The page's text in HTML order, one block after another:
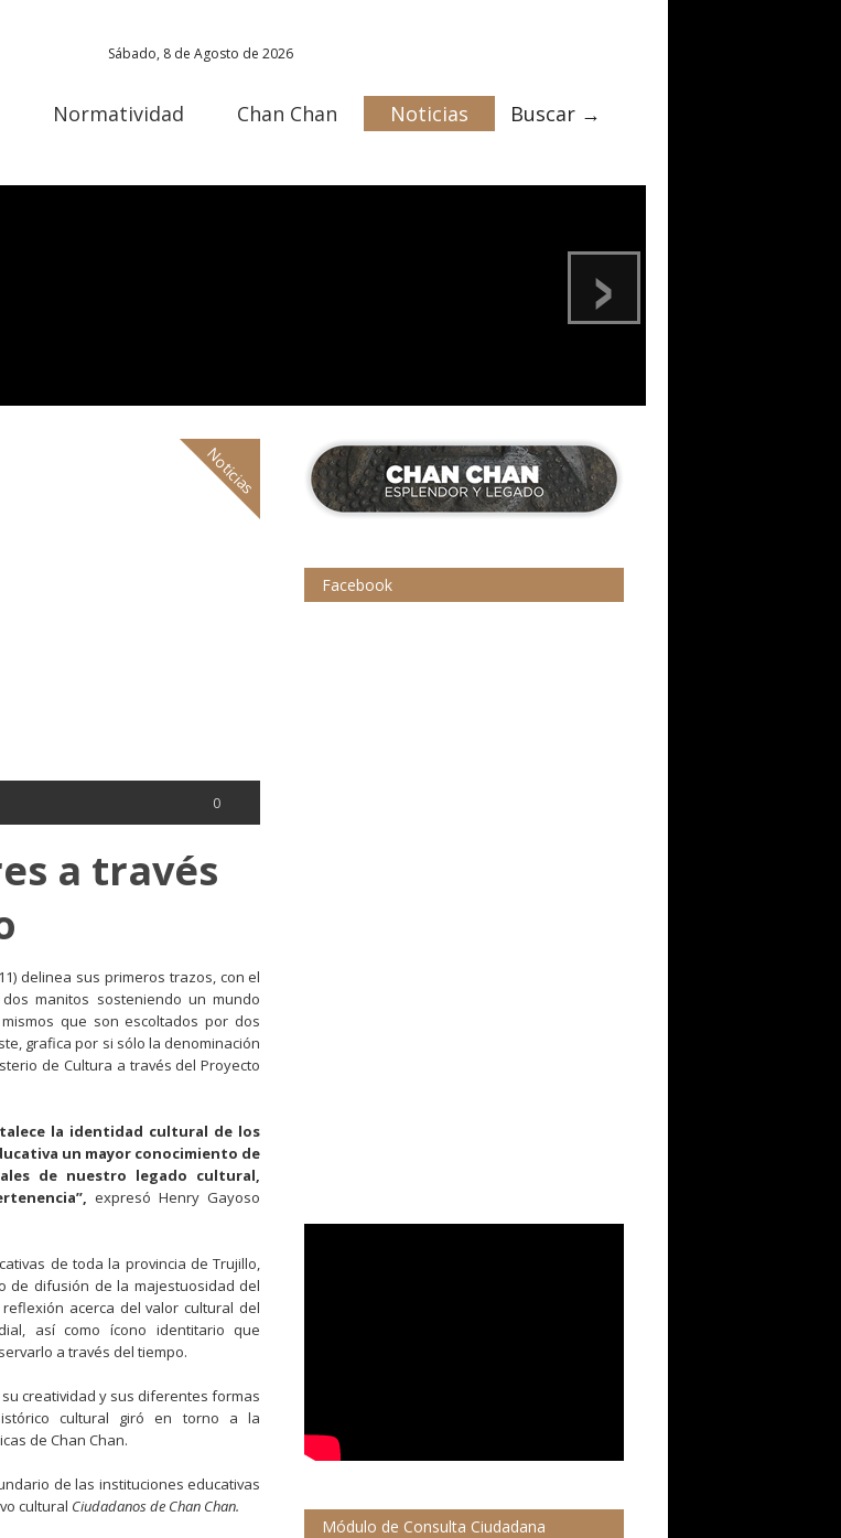
Sábado, 8 de Agosto de 2026
Normatividad Chan Chan Noticias Buscar →
›
Noticias
0
a través
delinea sus primeros trazos, con el
manitos sosteniendo un mundo
que son escoltados por dos
grafica por si sólo la denominación
de Cultura a través del Proyecto
la identidad cultural de los
un mayor conocimiento de
de nuestro legado cultural,
expresó Henry Gayoso
de toda la provincia de Trujillo,
de difusión de la majestuosidad del
acerca del valor cultural del
así como ícono identitario que
a través del tiempo.
creatividad y sus diferentes formas
cultural giró en torno a la
de Chan Chan.
de las instituciones educativas
cultural Ciudadanos de Chan Chan.
Facebook
Módulo de Consulta Ciudadana